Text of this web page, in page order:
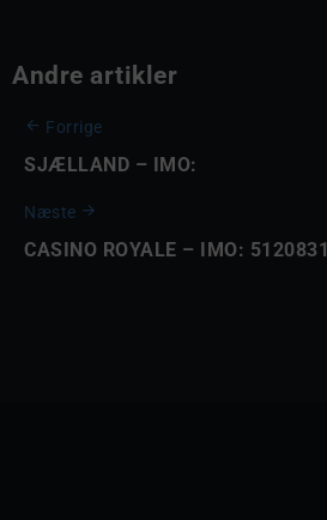
Andre artikler
Forrige
SJÆLLAND – IMO:
Næste
CASINO ROYALE – IMO: 5120831